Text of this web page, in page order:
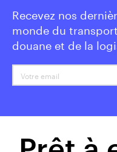
Recevez nos
monde du
douane et de la
Votre email